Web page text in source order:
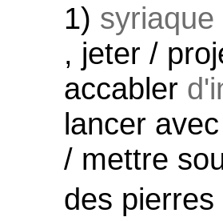
1)
, jeter /
accabler
lancer
/ mettre
des pierres